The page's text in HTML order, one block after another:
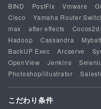
BIND
PostFix Vmware
Cisco
Yamaha Router
max
after effects
Hadoop
Cassandra
BackUP Exec
Arcserve
OpenView
Jenkins
Photoshop/illustrator
こだわり条件